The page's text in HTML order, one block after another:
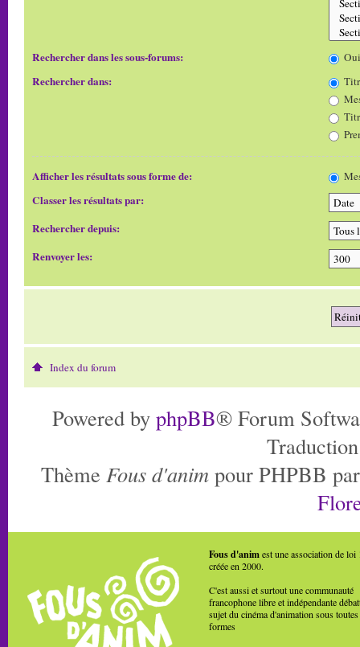
Rechercher dans les sous-forums: Oui
Rechercher dans:
Afficher les résultats sous forme de:
Classer les résultats par:
Rechercher depuis:
Renvoyer les:
Index du forum
Powered by phpBB® Forum
Thème Fous d'anim pour PHPBB
Fous d'animest une association de loi
créée en 2000.
C'est aussi et surtout une communauté
francophone libre et indépendante
sujet du cinéma d'animation sous toutes
formes